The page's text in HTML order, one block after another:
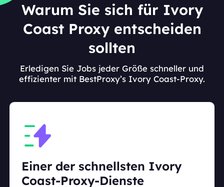
Warum Sie sich für Ivory
Coast Proxy entscheiden
sollten
Erledigen Sie Jobs jeder Größe schneller und
effizienter mit BestProxy’s Ivory Coast-Proxy.
Einer der schnellsten Ivory
Coast-Proxy-Dienste